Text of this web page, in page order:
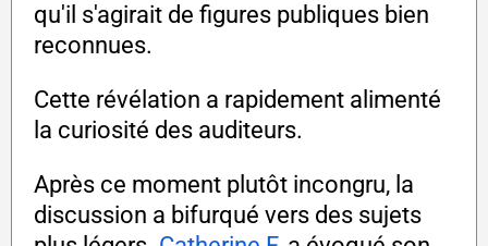
qu'il s'agirait de figures publiques bien
reconnues.
Cette révélation a rapidement alimenté
la curiosité des auditeurs.
Après ce moment plutôt incongru, la
discussion a bifurqué vers des sujets